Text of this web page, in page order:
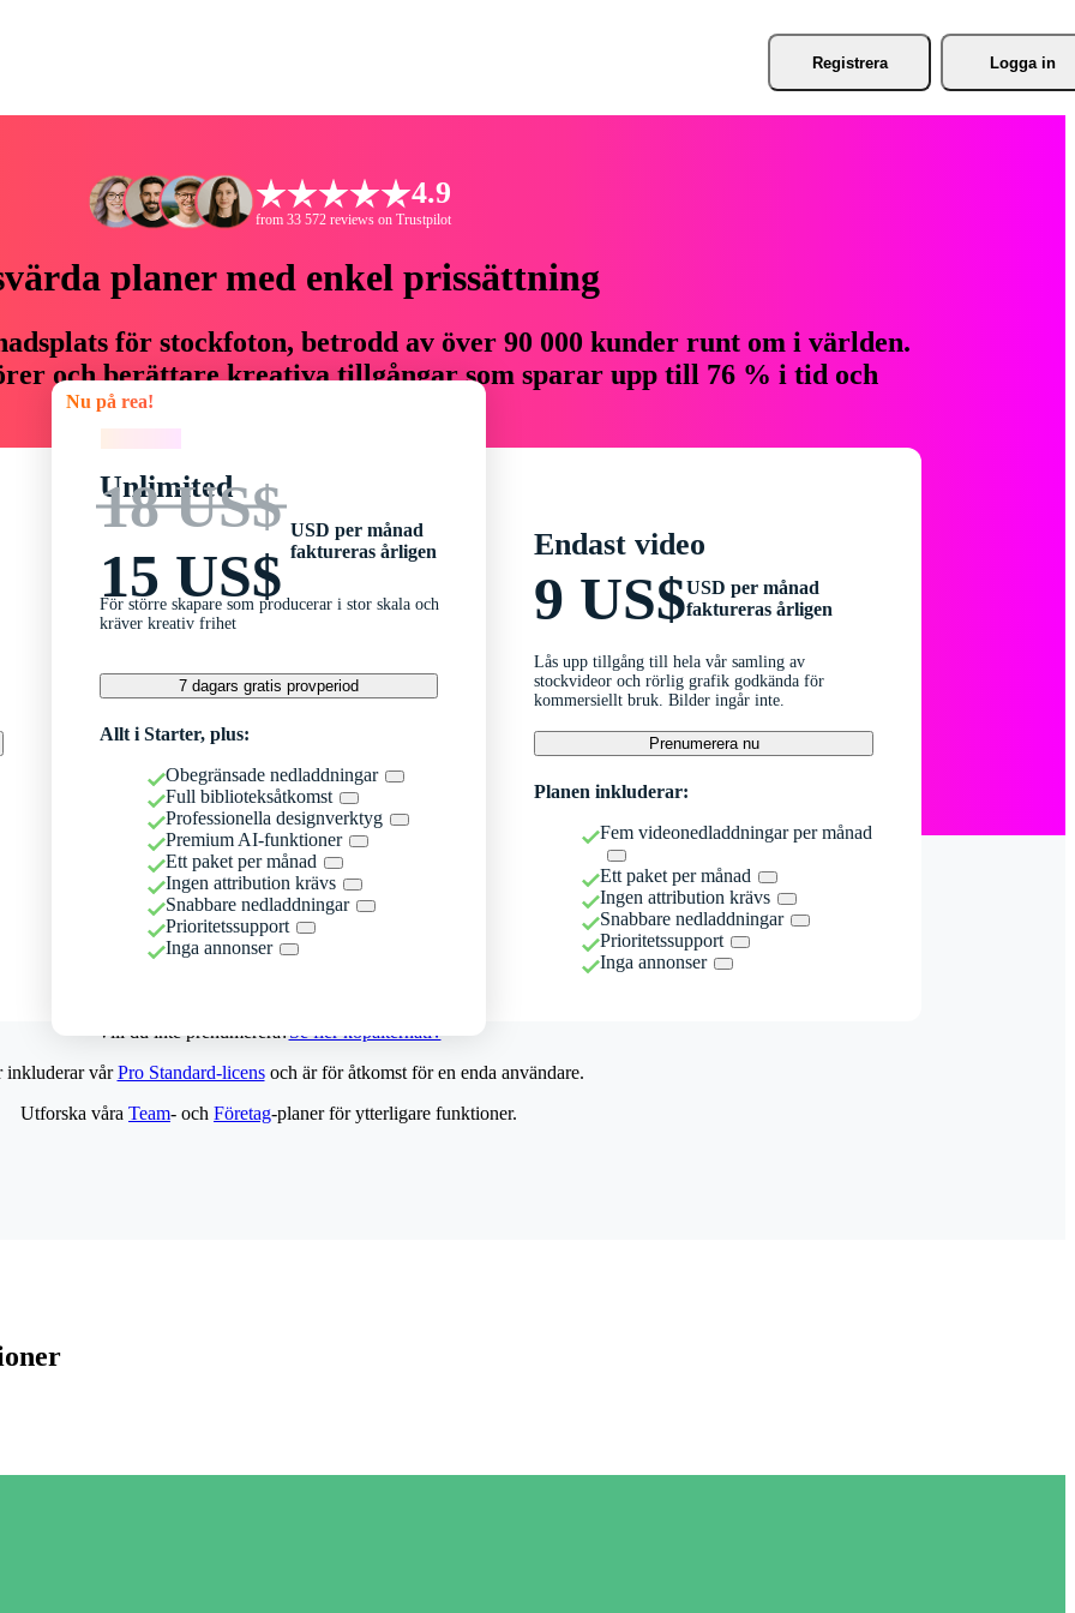
Registrera Logga in
4.9
from 33 572 reviews on Trustpilot
planer med enkel prissättning
för stockfoton, betrodd av över 90 000 kunder runt om i världen.
och berättare kreativa tillgångar som sparar upp till 76 % i tid och
Nu på rea!
Unlimited
18 US$
15 US$
USD per månad
faktureras årligen
För större skapare som producerar i stor skala och
kräver kreativ frihet
7 dagars gratis provperiod
Allt i Starter, plus:
Obegränsade nedladdningar
Full biblioteksåtkomst
Professionella designverktyg
Premium AI-funktioner
Ett paket per månad
Ingen attribution krävs
Snabbare nedladdningar
Prioritetssupport
Inga annonser
Endast video
9 US$USD per månad
faktureras årligen
Lås upp tillgång till hela vår samling av
stockvideor och rörlig grafik godkända för
kommersiellt bruk. Bilder ingår inte.
Prenumerera nu
Planen inkluderar:
Fem videonedladdningar per månad
Ett paket per månad
Ingen attribution krävs
Snabbare nedladdningar
Prioritetssupport
Inga annonser
Vill du inte prenumerera?Se fler köpalternativ
inkluderar vårPro Standard-licensoch är för åtkomst för en enda användare.
Utforska våra Team- och Företag-planer för ytterligare funktioner.